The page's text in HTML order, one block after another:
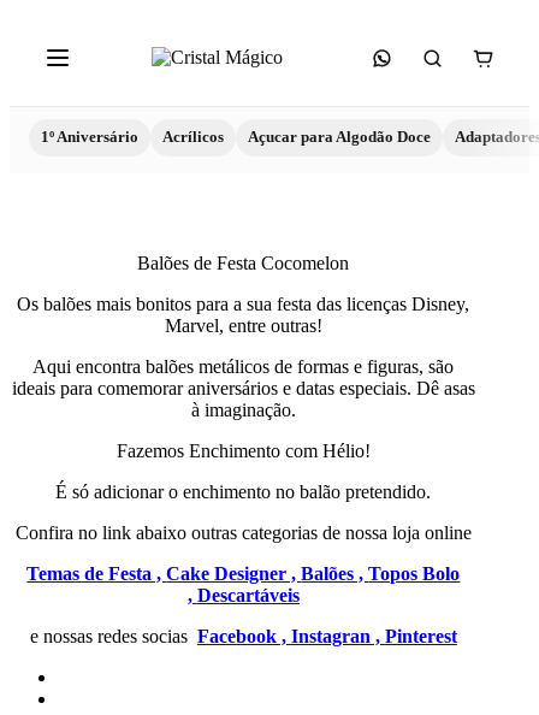
1º Aniversário Acrílicos Açucar para Algodão Doce
Balões de Festa Cocomelon
Os balões mais bonitos para a sua festa das licenças Disney,
Marvel, entre outras!
Aqui encontra balões metálicos de formas e figuras, são
ideais para comemorar aniversários e datas especiais. Dê asas
à imaginação.
Fazemos Enchimento com Hélio!
É só adicionar o enchimento no balão pretendido.
Confira no link abaixo outras categorias de nossa loja online
Temas de Festa ,Cake Designer ,Balões ,Topos Bolo
, Descartáveis
e nossas redes socias Facebook , Instagran , Pinterest